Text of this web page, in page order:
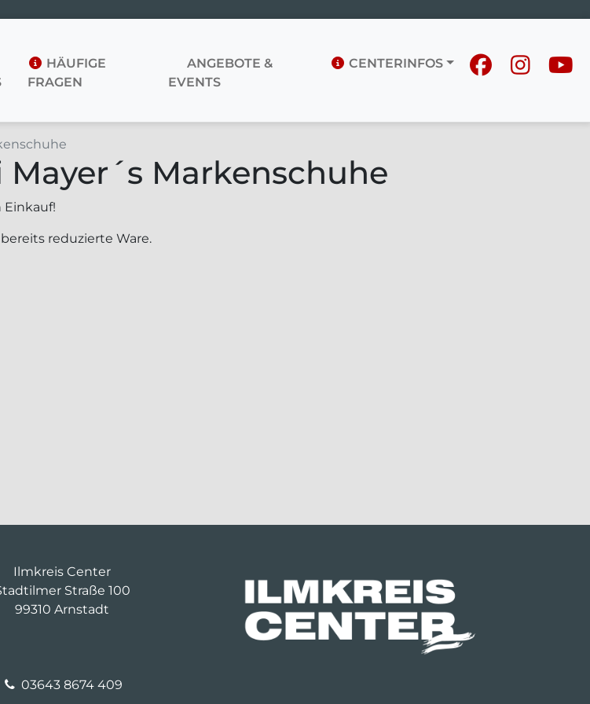
HÄUFIGE
FRAGEN
ANGEBOTE &
EVENTS
CENTERINFOS
Markenschuhe
Einkauf!
reduzierte Ware.
Ilmkreis Center
Straße 100
99310 Arnstadt
03643 8674 409